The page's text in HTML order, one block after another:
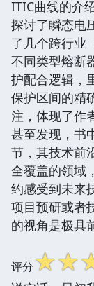
ITIC曲线的介
探讨了瞬态电
了几个跨行业
不同类型熔断
护配合逻辑，
保护区间的精
注，体现了作
甚至发现，书
节，其技术前
全覆盖的领域
约感受到未来
项目预研或者
的视角是极具
评分☆☆